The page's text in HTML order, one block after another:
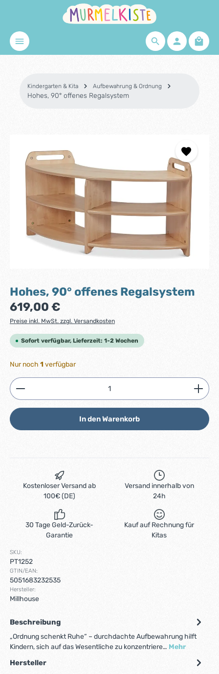
Zum Hauptinhalt springen
Kindergarten & Kita Aufbewahrung & Ordnung
Hohes, 90° offenes Regalsystem
Hohes, 90° offenes Regalsystem
Regulärer Preis:
619,00 €
Preise inkl. MwSt. zzgl. Versandkosten
Sofort verfügbar, Lieferzeit: 1-2 Wochen
Nur noch 1 verfügbar
Produkt Anzahl: Gib den gewünschten Wert ein
In den Warenkorb
Kostenloser Versand ab
100€ (DE)
Versand innerhalb von
24h
30 Tage Geld-Zurück-
Garantie
Kauf auf Rechnung für
Kitas
SKU:
PT1252
GTIN/EAN:
5051683232535
Hersteller:
Millhouse
Beschreibung
„Ordnung schenkt Ruhe“ – durchdachte Aufbewahrung hilft
Kindern, sich auf das Wesentliche zu konzentriere… Mehr
Hersteller